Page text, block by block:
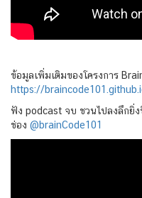
ข้อมูลเพิ่มเติมของโครงการ
https://
ฟัง podcast จบ ชวนไปลงลึกยิ่
ช่อง @brainCode101